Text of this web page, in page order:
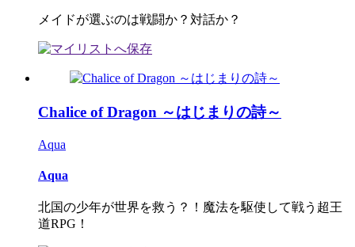
メイドが選ぶのは戦闘か？対話か？
Chalice of Dragon ～はじまりの詩～
Aqua
Aqua
北国の少年が世界を救う？！魔法を駆使して戦う超王
道RPG！